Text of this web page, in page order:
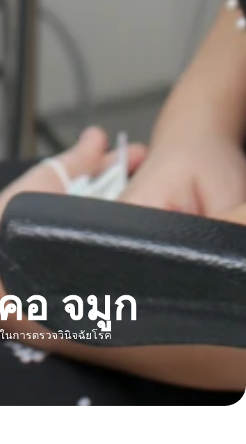
อ จมูก
การตรวจวินิจฉัยโรค